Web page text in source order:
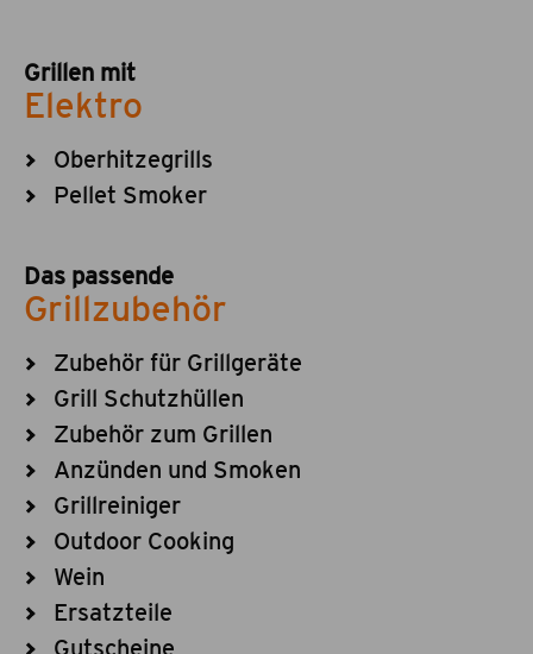
Grillen mit
Elektro
Oberhitzegrills
Pellet Smoker
Das passende
Grillzubehör
Zubehör für Grillgeräte
Grill Schutzhüllen
Zubehör zum Grillen
Anzünden und Smoken
Grillreiniger
Outdoor Cooking
Wein
Ersatzteile
Gutscheine